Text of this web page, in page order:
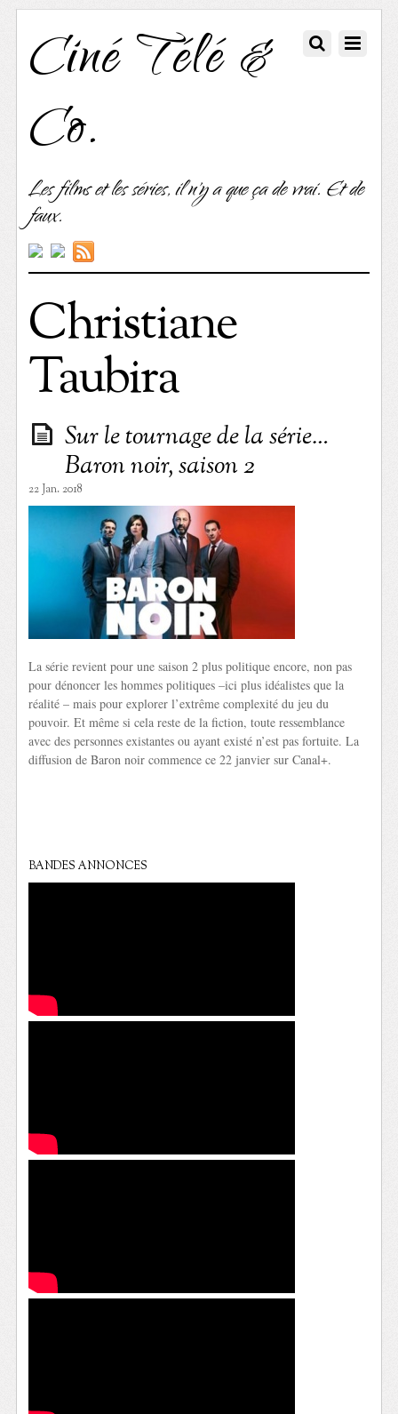
Ciné Télé &
Co.
Les films et les séries, il n'y a que ça de vrai. Et de
faux.
Christiane
Taubira
Sur le tournage de la série…
Baron noir, saison 2
22 Jan. 2018
La série revient pour une saison 2 plus politique encore, non pas
pour dénoncer les hommes politiques –ici plus idéalistes que la
réalité – mais pour explorer l’extrême complexité du jeu du
pouvoir. Et même si cela reste de la fiction, toute ressemblance
avec des personnes existantes ou ayant existé n’est pas fortuite. La
diffusion de Baron noir commence ce 22 janvier sur Canal+.
BANDES ANNONCES